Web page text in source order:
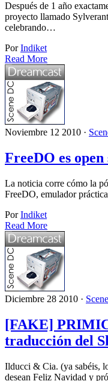
Después de 1 año
proyecto llamado
celebrando…
PorIndiket
Read More
Noviembre 12 2010 ·
FreeDO es open
La noticia corre cómo la
FreeDO, emulador
PorIndiket
Read More
Diciembre 28 2010 · Scene
[FAKE]
traducción del
Ilducci & Cia. (ya sabéis,
desean Feliz Navidad y